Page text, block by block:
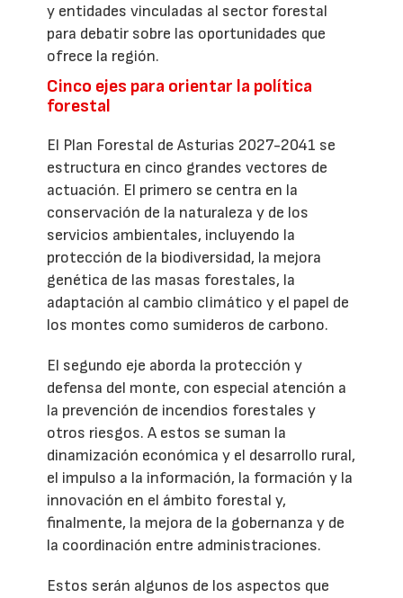
y entidades vinculadas al sector forestal
para debatir sobre las oportunidades que
ofrece la región.
Cinco ejes para orientar la política
forestal
El Plan Forestal de Asturias 2027-2041 se
estructura en cinco grandes vectores de
actuación. El primero se centra en la
conservación de la naturaleza y de los
servicios ambientales, incluyendo la
protección de la biodiversidad, la mejora
genética de las masas forestales, la
adaptación al cambio climático y el papel de
los montes como sumideros de carbono.
El segundo eje aborda la protección y
defensa del monte, con especial atención a
la prevención de incendios forestales y
otros riesgos. A estos se suman la
dinamización económica y el desarrollo rural,
el impulso a la información, la formación y la
innovación en el ámbito forestal y,
finalmente, la mejora de la gobernanza y de
la coordinación entre administraciones.
Estos serán algunos de los aspectos que